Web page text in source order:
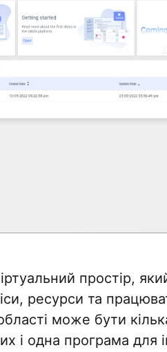
простір,
ресурси та
може бути
і одна програма для